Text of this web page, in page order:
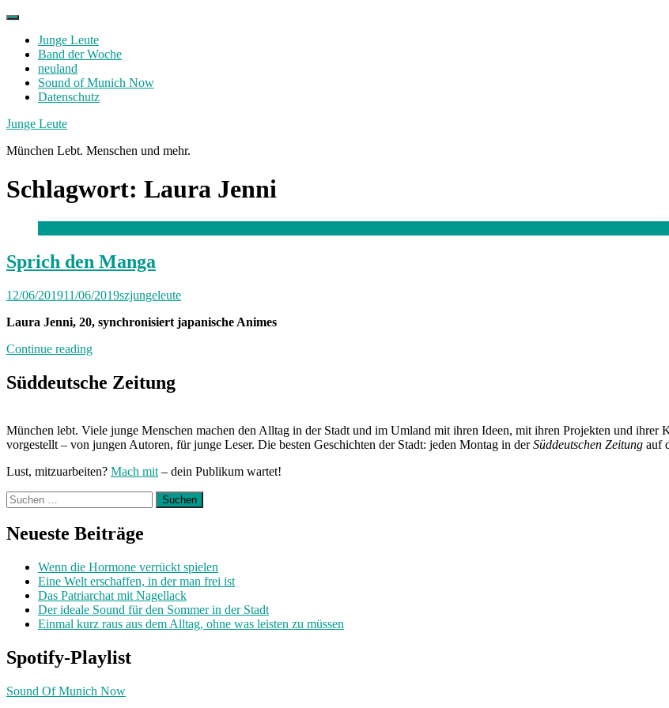
Skip
contentJunge Leute
Band der Woche
neuland
Sound of Munich Now
Datenschutz
Facebook
Twitter
Instagram
Junge Leute
München Lebt. Menschen und mehr.
Schlagwort: Laura Jenni
Sprich den Manga
12/06/201911/06/2019szjungeleute
Laura Jenni, 20, synchronisiert japanische Animes
Continue reading„Sprich
Manga“
Süddeutsche Zeitung
München lebt. Viele junge Menschen machen den Alltag in der Stadt und im Umland mit ihren Ideen, mit ihren Projekten und ihrer
vorgestellt – von jungen Autoren, für junge Leser. Die besten Geschichten der Stadt: jeden Montag in derSüddeutschen Zeitung auf
Lust, mitzuarbeiten? Mach mit – dein Publikum wartet!
Suchen
nach:
Neueste Beiträge
Wenn die Hormone verrückt spielen
Eine Welt erschaffen, in der man frei ist
Das Patriarchat mit Nagellack
Der ideale Sound für den Sommer in der Stadt
Einmal kurz raus aus dem Alltag, ohne was leisten zu müssen
Spotify-Playlist
Sound Of Munich Now